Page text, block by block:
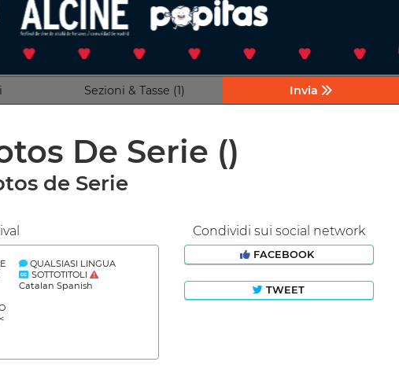
Sezioni & Tasse (1) Invia
De Serie ()
de Serie
QUALSIASI LINGUA
SOTTOTITOLI
Catalan Spanish
Condividi sui social network
FACEBOOK
TWEET